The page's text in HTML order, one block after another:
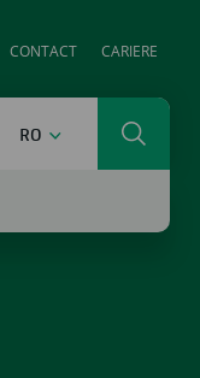
CONTACT CARIERE
RO ROMÂNĂ